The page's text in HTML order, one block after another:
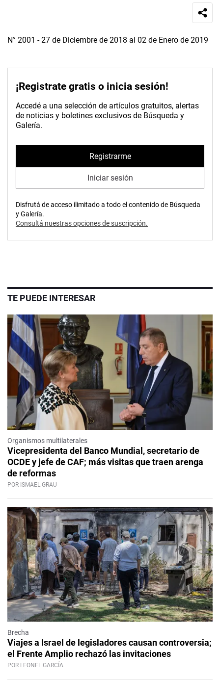
N° 2001 - 27 de Diciembre de 2018 al 02 de Enero de 2019
¡Registrate gratis o inicia sesión!
Accedé a una selección de artículos gratuitos, alertas
de noticias y boletines exclusivos de Búsqueda y
Galería.
Registrarme
Iniciar sesión
Disfrutá de acceso ilimitado a todo el contenido de Búsqueda
y Galería.
Consultá nuestras opciones de suscripción.
TE PUEDE INTERESAR
Organismos multilaterales
Vicepresidenta del Banco Mundial, secretario de
OCDE y jefe de CAF; más visitas que traen arenga
de reformas
POR ISMAEL GRAU
Brecha
Viajes a Israel de legisladores causan controversia;
el Frente Amplio rechazó las invitaciones
POR LEONEL GARCÍA